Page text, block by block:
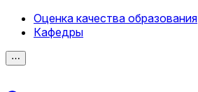
Оценка качества образования
Кафедры
⋯